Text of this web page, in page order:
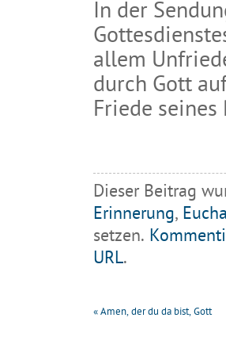
In der
allem
durch Gott
Friede
Dieser Beitrag
Erinnerung,
setzen.
URL.
«Amen, der du da bist, Gott